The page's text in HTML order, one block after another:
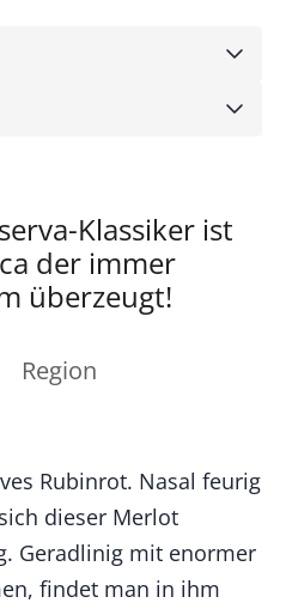
Klassiker ist
der immer
überzeugt!
Region
Rubinrot. Nasal feurig
dieser Merlot
Geradlinig mit enormer
findet man in ihm